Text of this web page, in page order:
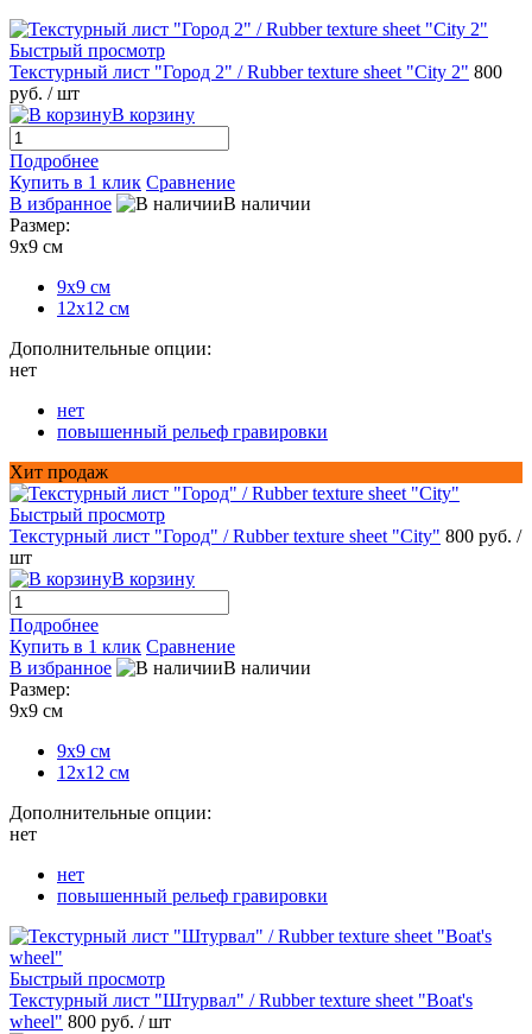
Быстрый просмотр
Текстурный лист "Город 2" / Rubber texture sheet "City 2" 800
руб. / шт
В корзину
Подробнее
Купить в 1 клик Сравнение
В избранное
В наличии
Размер:
9х9 см
9х9 см
12х12 см
Дополнительные опции:
нет
нет
повышенный рельеф гравировки
Хит продаж
Быстрый просмотр
Текстурный лист "Город" / Rubber texture sheet "City" 800 руб. /
шт
В корзину
Подробнее
Купить в 1 клик Сравнение
В избранное
В наличии
Размер:
9х9 см
9х9 см
12х12 см
Дополнительные опции:
нет
нет
повышенный рельеф гравировки
Быстрый просмотр
Текстурный лист "Штурвал" / Rubber texture sheet "Boat's
wheel" 800 руб. / шт